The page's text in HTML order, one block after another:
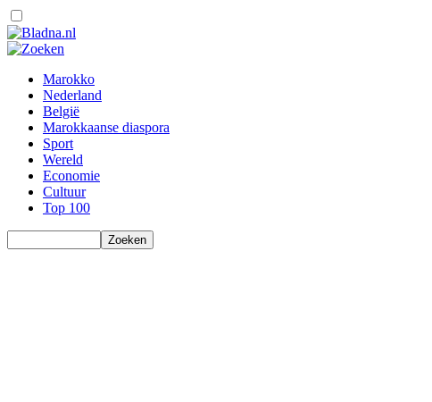
Marokko
Nederland
België
Marokkaanse diaspora
Sport
Wereld
Economie
Cultuur
Top 100